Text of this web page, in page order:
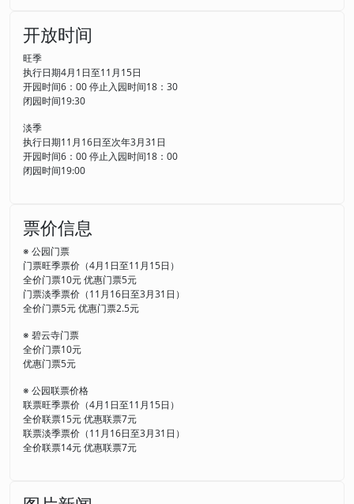
开放时间
旺季
执行日期4月1日至11月15日
开园时间6：00 停止入园时间18：30
闭园时间19:30
淡季
执行日期11月16日至次年3月31日
开园时间6：00 停止入园时间18：00
闭园时间19:00
票价信息
※ 公园门票
门票旺季票价（4月1日至11月15日）
全价门票10元 优惠门票5元
门票淡季票价（11月16日至3月31日）
全价门票5元 优惠门票2.5元
※ 碧云寺门票
全价门票10元
优惠门票5元
※ 公园联票价格
联票旺季票价（4月1日至11月15日）
全价联票15元 优惠联票7元
联票淡季票价（11月16日至3月31日）
全价联票14元 优惠联票7元